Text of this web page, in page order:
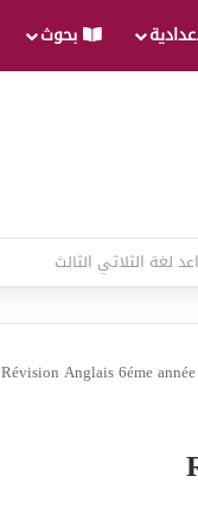
بحوث
لغة الثلاثي الثالث
Révision Anglais 6éme année